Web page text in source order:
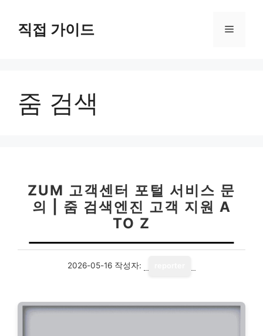
직접 가이드 메
줌 검색
ZUM 고객센터 포털 서비스 문
의 | 줌 검색엔진 고객 지원 A
TO Z
2026-05-16 작성자: